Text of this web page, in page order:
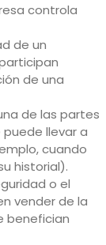
controla
de un
de una
de las partes
llevar a
cuando
historial).
o el
vender de la
benefician